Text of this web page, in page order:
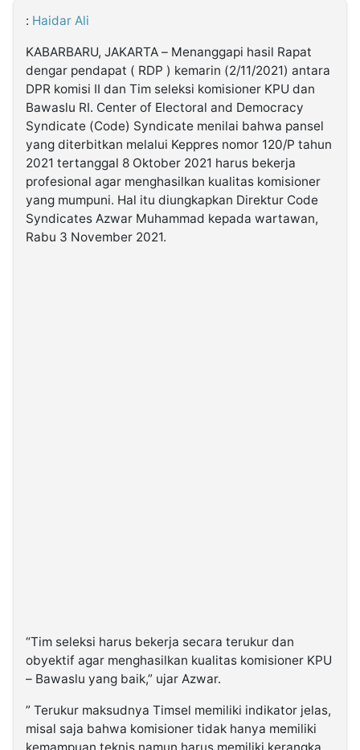
Kabarbaru.co
2026
Kabarbaru
Media
Holding
: Haidar Ali
KABARBARU, JAKARTA – Menanggapi hasil Rapat
dengar pendapat ( RDP ) kemarin (2/11/2021) antara
DPR komisi II dan Tim seleksi komisioner KPU dan
Bawaslu RI. Center of Electoral and Democracy
Syndicate (Code) Syndicate menilai bahwa pansel
yang diterbitkan melalui Keppres nomor 120/P tahun
2021 tertanggal 8 Oktober 2021 harus bekerja
profesional agar menghasilkan kualitas komisioner
yang mumpuni. Hal itu diungkapkan Direktur Code
Syndicates Azwar Muhammad kepada wartawan,
Rabu 3 November 2021.
“Tim seleksi harus bekerja secara terukur dan
obyektif agar menghasilkan kualitas komisioner KPU
– Bawaslu yang baik,” ujar Azwar.
” Terukur maksudnya Timsel memiliki indikator jelas,
misal saja bahwa komisioner tidak hanya memiliki